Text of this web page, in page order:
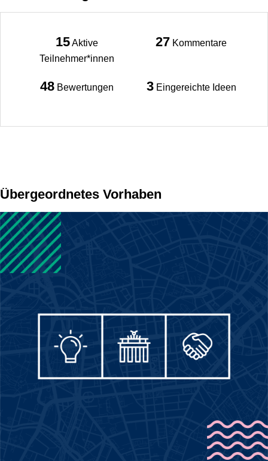
15Aktive
Teilnehmer*innen
27 Kommentare
48 Bewertungen 3 Eingereichte Ideen
Übergeordnetes Vorhaben